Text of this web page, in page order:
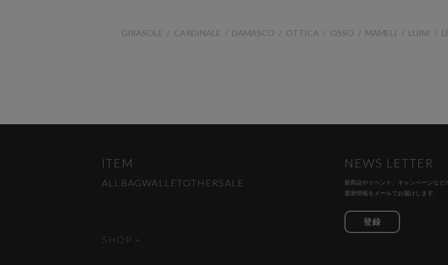
GIRASOLE CARDINALE DAMASCO OTTICA OSSO MAMELI LUINI
ITEM
ALL BAGWALLETOTHERSALE
NEWS LETTER
新商品やイベント、キャンペーンなど
最新情報をメールでお届けします。
登録
SHOP